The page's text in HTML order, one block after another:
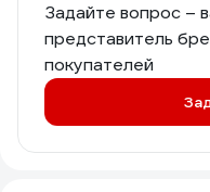
Задайте вопрос –
представитель
покупателей